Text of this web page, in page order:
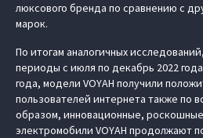
люксового бренда по сравнению с
марок.
По итогам аналогичных
периоды с июля по декабрь 2022
года, модели VOYAH получили
пользователей интернета также по
образом, инновационные,
электромобили VOYAH продолжают